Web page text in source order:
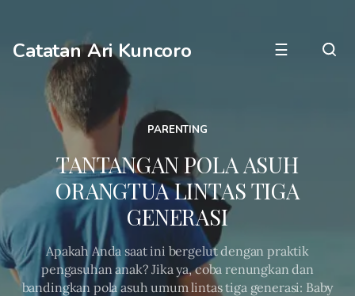
Catatan Ari Kuncoro ☰
PARENTING
TANTANGAN POLA ASUH
ORANGTUA LINTAS TIGA
GENERASI
Apakah Anda saat ini bergelut dengan praktik
pengasuhan anak? Jika ya, coba renungkan dan
bandingkan pola asuh umum lintas tiga generasi: Baby